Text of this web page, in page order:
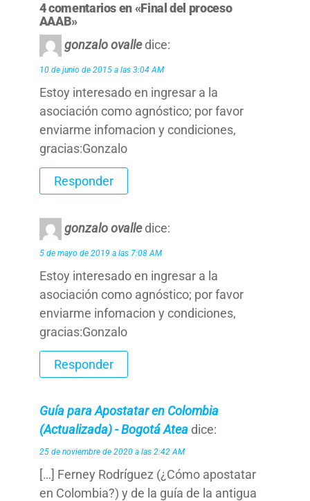
4 comentarios en «Final del proceso
AAAB»
gonzalo ovalle dice:
10 de junio de 2015 a las 3:04 AM
Estoy interesado en ingresar a la
asociación como agnóstico; por favor
enviarme infomacion y condiciones,
gracias:Gonzalo
Responder
gonzalo ovalle dice:
5 de mayo de 2019 a las 7:08 AM
Estoy interesado en ingresar a la
asociación como agnóstico; por favor
enviarme infomacion y condiciones,
gracias:Gonzalo
Responder
Guía para Apostatar en Colombia
(Actualizada) - Bogotá Atea dice:
25 de noviembre de 2020 a las 2:42 AM
[…] Ferney Rodríguez (¿Cómo apostatar
en Colombia?) y de la guía de la antigua